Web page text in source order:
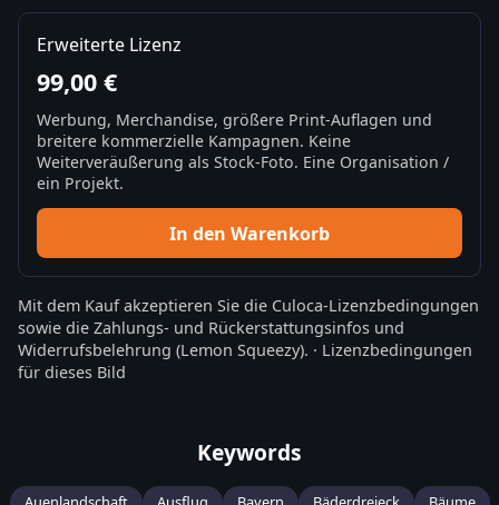
Erweiterte Lizenz
99,00 €
Werbung, Merchandise, größere Print-Auflagen und
breitere kommerzielle Kampagnen. Keine
Weiterveräußerung als Stock-Foto. Eine Organisation /
ein Projekt.
In den Warenkorb
Mit dem Kauf akzeptieren Sie die Culoca-Lizenzbedingungen
sowie die Zahlungs- und Rückerstattungsinfos und
Widerrufsbelehrung (Lemon Squeezy). · Lizenzbedingungen
für dieses Bild
Keywords